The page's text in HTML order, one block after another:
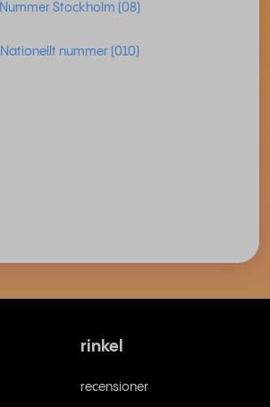
Nummer Stockholm (08)
Nationellt nummer (010)
rinkel
recensioner